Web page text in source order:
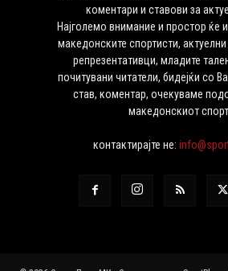
коментари и ставови за
Најголемо внимание и простор ќе
македонските спортисти, актуелни
репрезентативци, младите
почитувани читатели, бидејќи со
став, коментар, очекуваме
македонскиот спорт.
контактирајте не: